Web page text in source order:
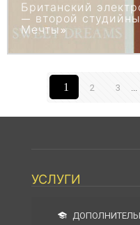
Британский
— второй
Мечты»
1 2 3 ...
УСЛУГИ